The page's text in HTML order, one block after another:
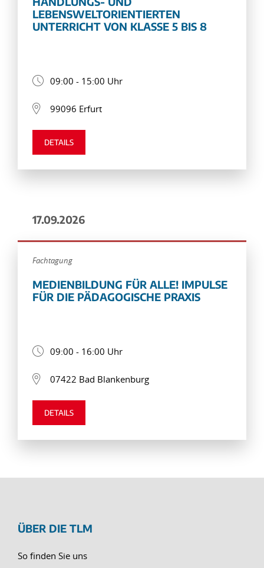
LEBENSWELTORIENTIERTEN
UNTERRICHT VON KLASSE 5 BIS 8
09:00 - 15:00 Uhr
99096 Erfurt
DETAILS
17.09.2026
Fachtagung
MEDIENBILDUNG FÜR ALLE! IMPULSE
FÜR DIE PÄDAGOGISCHE PRAXIS
09:00 - 16:00 Uhr
07422 Bad Blankenburg
DETAILS
ÜBER DIE TLM
So finden Sie uns